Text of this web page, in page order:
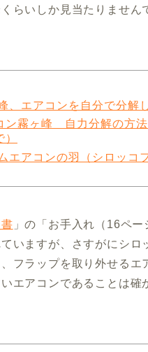
らいしか見当たりません
、エアコンを自分で分解
ン霧ヶ峰 自力分解の方
エアコンの羽（シロッコ
」の「お手入れ（16ペ
いますが、さすがにシロ
フラップを取り外せる
エアコンであることは確